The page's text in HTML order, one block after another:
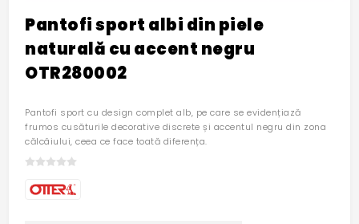
Pantofi sport albi din piele
naturală cu accent negru
OTR280002
Pantofi sport cu design complet alb, pe care se evidențiază
frumos cusăturile decorative discrete și accentul negru din zona
călcâiului, ceea ce face toată diferența.